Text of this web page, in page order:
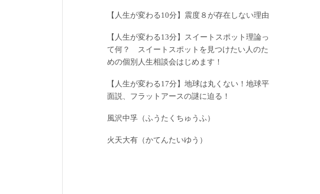
【人生が変わる10分】震度８が存在しない理由
【人生が変わる13分】スイートスポット理論っ
て何？ スイートスポットを見つけたい人のた
めの個別人生相談会はじめます！
【人生が変わる17分】地球は丸くない！地球平
面説、フラットアースの謎に迫る！
風沢中孚（ふうたくちゅうふ）
火天大有（かてんたいゆう）